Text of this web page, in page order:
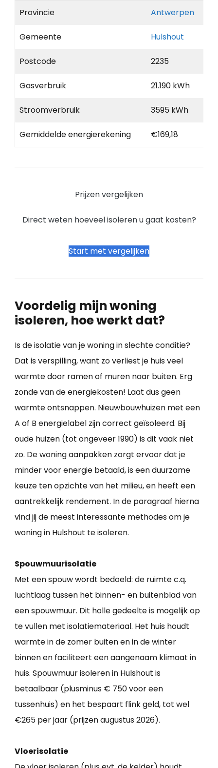
Provincie Antwerpen
Gemeente Hulshout
Postcode 2235
Gasverbruik 21.190 kWh
Stroomverbruik 3595 kWh
Gemiddelde energierekening €169,18
Prijzen vergelijken
Direct weten hoeveel isoleren u gaat kosten?
Start met vergelijken
Voordelig mijn woning
isoleren, hoe werkt dat?
Is de isolatie van je woning in slechte conditie?
Dat is verspilling, want zo verliest je huis veel
warmte door ramen of muren naar buiten. Erg
zonde van de energiekosten! Laat dus geen
warmte ontsnappen. Nieuwbouwhuizen met een
A of B energielabel zijn correct geïsoleerd. Bij
oude huizen (tot ongeveer 1990) is dit vaak niet
zo. De woning aanpakken zorgt ervoor dat je
minder voor energie betaald, is een duurzame
keuze ten opzichte van het milieu, en heeft een
aantrekkelijk rendement. In de paragraaf hierna
vind jij de meest interessante methodes om je
woning in Hulshout te isoleren.
Spouwmuurisolatie
Met een spouw wordt bedoeld: de ruimte c.q.
luchtlaag tussen het binnen- en buitenblad van
een spouwmuur. Dit holle gedeelte is mogelijk op
te vullen met isolatiemateriaal. Het huis houdt
warmte in de zomer buiten en in de winter
binnen en faciliteert een aangenaam klimaat in
huis. Spouwmuur isoleren in Hulshout is
betaalbaar (plusminus € 750 voor een
tussenhuis) en het bespaart flink geld, tot wel
€265 per jaar (prijzen augustus 2026).
Vloerisolatie